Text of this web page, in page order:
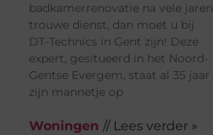
badkamerrenovatie na vele jaren
trouwe dienst, dan moet u bij
DT-Technics in Gent zijn! Deze
expert, gesitueerd in het Noord-
Gentse Evergem, staat al 35 jaar
zijn mannetje op
Woningen // Lees verder »